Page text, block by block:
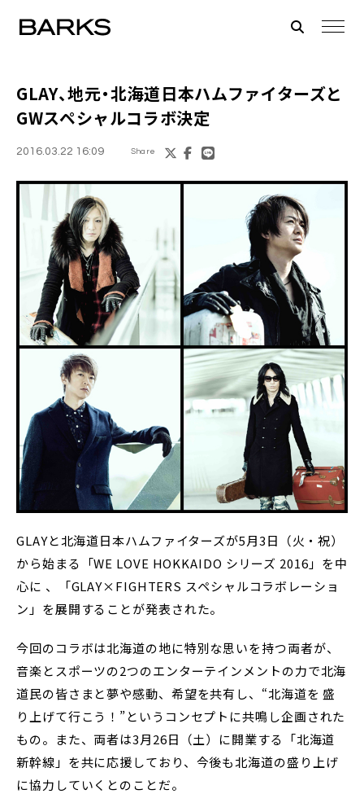
GLAY、地元・北海道日本ハムファイターズと
GWスペシャルコラボ決定
2016.03.22 16:09 Share
GLAYと北海道日本ハムファイターズが5月3日（火・祝）
から始まる「WE LOVE HOKKAIDO シリーズ 2016」を中
心に 、「GLAY×FIGHTERS スペシャルコラボレーショ
ン」を展開することが発表された。
今回のコラボは北海道の地に特別な思いを持つ両者が、
音楽とスポーツの2つのエンターテインメントの力で北海
道民の皆さまと夢や感動、希望を共有し、“北海道を 盛
り上げて行こう！”というコンセプトに共鳴し企画された
もの。また、両者は3月26日（土）に開業する「北海道
新幹線」を共に応援しており、今後も北海道の盛り上げ
に協力していくとのことだ。